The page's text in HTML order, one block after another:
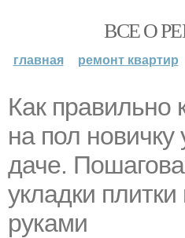
ВСЕ О
главная ремонт квартир
Как правильно
на пол новичку
даче.
укладки
руками